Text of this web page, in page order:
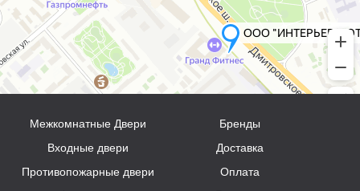
Межкомнатные Двери
Входные двери
Противопожарные двери
Бренды
Доставка
Оплата